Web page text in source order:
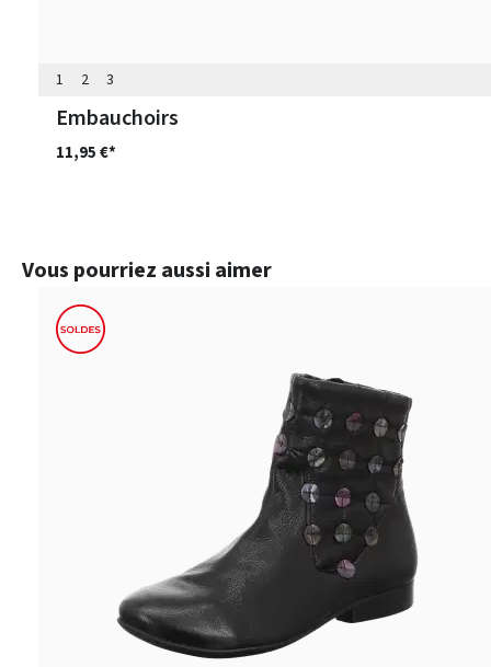
1 2 3
Embauchoirs
11,95 €*
Ignorer la galerie de produits
Vous pourriez aussi aimer